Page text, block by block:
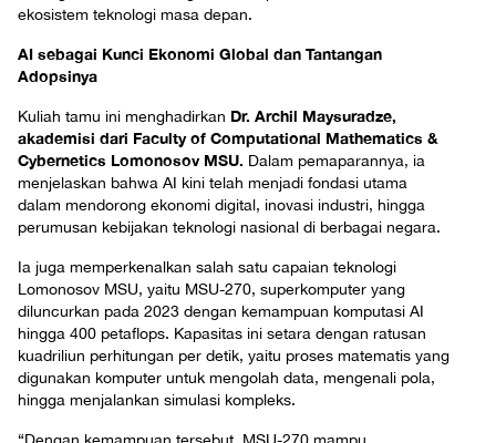
ekosistem teknologi masa depan.
AI sebagai Kunci Ekonomi Global dan Tantangan
Adopsinya
Kuliah tamu ini menghadirkan Dr. Archil Maysuradze,
akademisi dari Faculty of Computational Mathematics &
Cybernetics Lomonosov MSU. Dalam pemaparannya, ia
menjelaskan bahwa AI kini telah menjadi fondasi utama
dalam mendorong ekonomi digital, inovasi industri, hingga
perumusan kebijakan teknologi nasional di berbagai negara.
Ia juga memperkenalkan salah satu capaian teknologi
Lomonosov MSU, yaitu MSU-270, superkomputer yang
diluncurkan pada 2023 dengan kemampuan komputasi AI
hingga 400 petaflops. Kapasitas ini setara dengan ratusan
kuadriliun perhitungan per detik, yaitu proses matematis yang
digunakan komputer untuk mengolah data, mengenali pola,
hingga menjalankan simulasi kompleks.
“Dengan kemampuan tersebut, MSU-270 mampu